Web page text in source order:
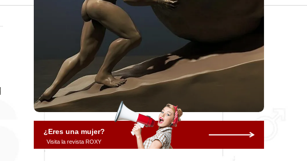
¿Eres una mujer?
Visita la revista ROXY